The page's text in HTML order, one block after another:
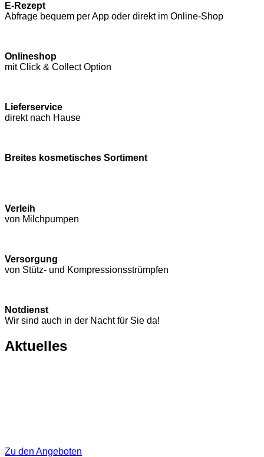
E-Rezept
Abfrage bequem per App oder direkt im Online-Shop
Onlineshop
mit Click & Collect Option
Lieferservice
direkt nach Hause
Breites kosmetisches Sortiment
Verleih
von Milchpumpen
Versorgung
von Stütz- und Kompressions­strümpfen
Notdienst
Wir sind auch in der Nacht für Sie da!
Aktuelles
Zu den Angeboten